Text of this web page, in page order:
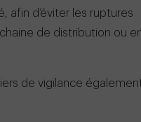
afin d’éviter les ruptures
de distribution ou
de vigilance